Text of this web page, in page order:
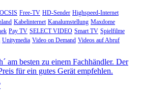
Free-TV HD-Sender Highspeed-Internet
Kabelinternet Kanalumstellung Maxdome
Pay TV SELECT VIDEO Smart TV Spielfilme
Unitymedia Video on Demand Videos auf Abruf
am besten zu einem Fachhändler. Der
für ein gutes Gerät empfehlen.